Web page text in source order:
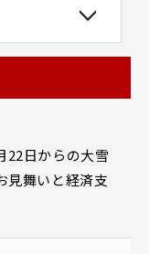
22日からの大雪
見舞いと経済支